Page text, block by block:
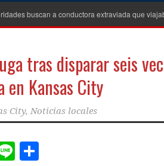
buscan a conductora extraviada que
tras disparar seis
en Kansas City
City, Noticias locales
Line